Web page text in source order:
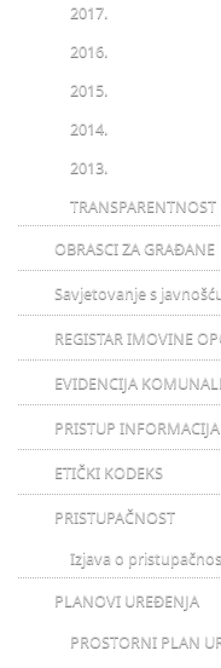
2017.
2016.
2015.
2014.
2013.
OBRASCI ZA GRAĐANE
Savjetovanje s
REGISTAR IMOVINE
EVIDENCIJA
PRISTUP
ETIČKI KODEKS
PRISTUPAČNOST
Izjava o
PLANOVI UREĐENJA
PROSTORNI PLAN